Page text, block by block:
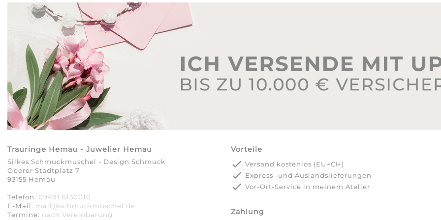
Trauringe Hemau - Juwelier Hemau
Silkes Schmuckmuschel - Design Schmuck
Oberer Stadtplatz 7
93155 Hemau
Telefon: 09491 6130010
E-Mail: mail@schmuckmuschel.de
Termine: nach Vereinbarung​​​​​​​
Vorteile
done Versand kostenlos (EU+CH)
done Express- und Auslandslieferungen
done Vor-Ort-Service in meinem Atelier
Zahlung